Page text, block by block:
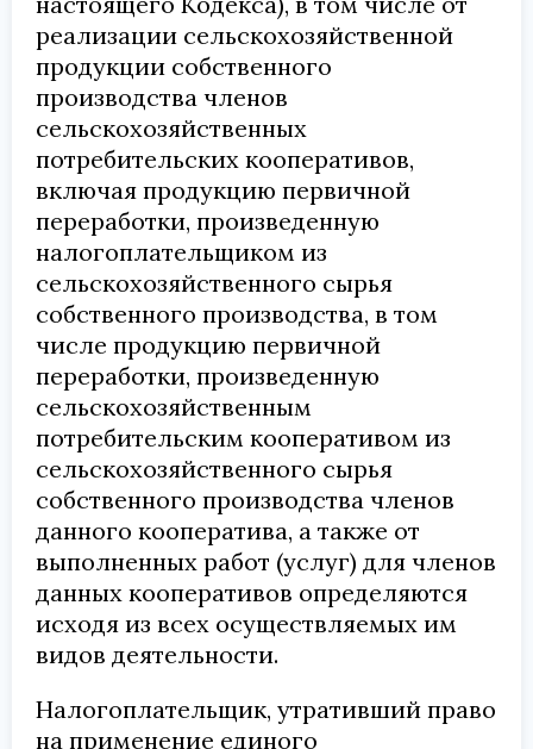
реализации сельскохозяйственной
продукции собственного
производства членов
сельскохозяйственных
потребительских кооперативов,
включая продукцию первичной
переработки, произведенную
налогоплательщиком из
сельскохозяйственного сырья
собственного производства, в том
числе продукцию первичной
переработки, произведенную
сельскохозяйственным
потребительским кооперативом из
сельскохозяйственного сырья
собственного производства членов
данного кооператива, а также от
выполненных работ (услуг) для членов
данных кооперативов определяются
исходя из всех осуществляемых им
видов деятельности.
Налогоплательщик, утративший право
на применение единого